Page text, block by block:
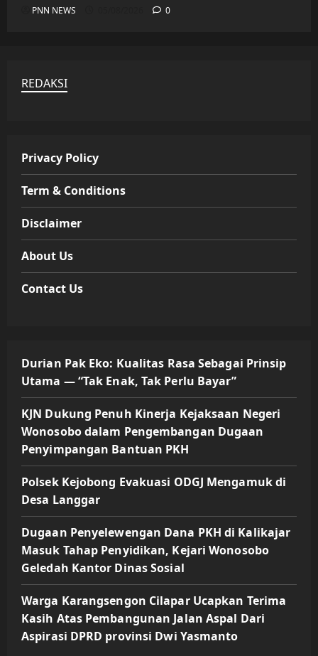
PNN NEWS 0
REDAKSI
Privacy Policy
Term & Conditions
Disclaimer
About Us
Contact Us
Durian Pak Eko: Kualitas Rasa Sebagai Prinsip
Utama — “Tak Enak, Tak Perlu Bayar”
KJN Dukung Penuh Kinerja Kejaksaan Negeri
Wonosobo dalam Pengembangan Dugaan
Penyimpangan Bantuan PKH
Polsek Kejobong Evakuasi ODGJ Mengamuk di
Desa Langgar
Dugaan Penyelewengan Dana PKH di Kalikajar
Masuk Tahap Penyidikan, Kejari Wonosobo
Geledah Kantor Dinas Sosial
Warga Karangsengon Cilapar Ucapkan Terima
Kasih Atas Pembangunan Jalan Aspal Dari
Aspirasi DPRD provinsi Dwi Yasmanto